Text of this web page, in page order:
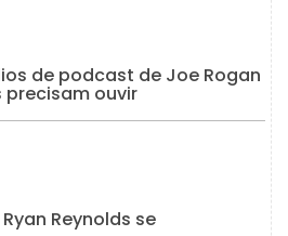
de podcast de Joe Rogan
precisam ouvir
Reynolds se